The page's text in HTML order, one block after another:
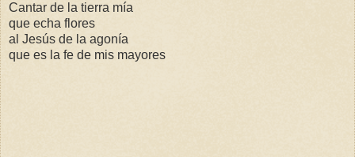
Cantar de la tierra mía
que echa flores
al Jesús de la agonía
que es la fe de mis mayores